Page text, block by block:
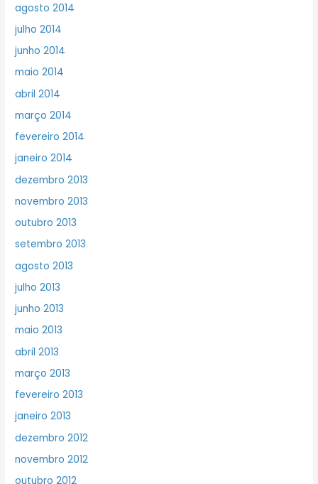
agosto 2014
julho 2014
junho 2014
maio 2014
abril 2014
março 2014
fevereiro 2014
janeiro 2014
dezembro 2013
novembro 2013
outubro 2013
setembro 2013
agosto 2013
julho 2013
junho 2013
maio 2013
abril 2013
março 2013
fevereiro 2013
janeiro 2013
dezembro 2012
novembro 2012
outubro 2012